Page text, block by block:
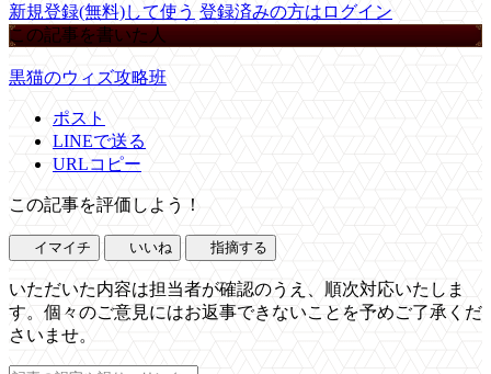
新規登録(無料)して使う 登録済みの方はログイン
この記事を書いた人
黒猫のウィズ攻略班
ポスト
LINEで送る
URLコピー
この記事を評価しよう！
イマイチ いいね 指摘する
いただいた内容は担当者が確認のうえ、順次対応いたしま
す。個々のご意見にはお返事できないことを予めご了承くだ
さいませ。